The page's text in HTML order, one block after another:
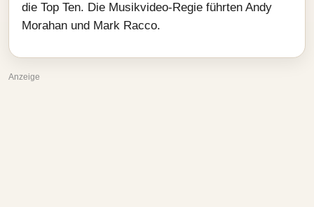
die Top Ten. Die Musikvideo-Regie führten Andy
Morahan und Mark Racco.
Anzeige